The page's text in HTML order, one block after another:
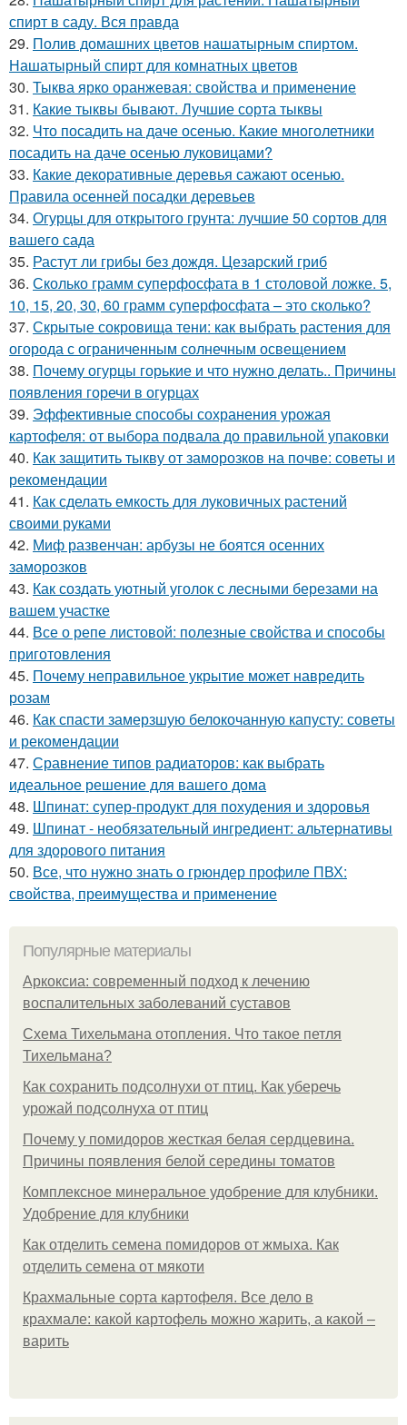
спирт в саду. Вся правда
29. Полив домашних цветов нашатырным спиртом.
Нашатырный спирт для комнатных цветов
30. Тыква ярко оранжевая: свойства и применение
31. Какие тыквы бывают. Лучшие сорта тыквы
32. Что посадить на даче осенью. Какие многолетники
посадить на даче осенью луковицами?
33. Какие декоративные деревья сажают осенью.
Правила осенней посадки деревьев
34. Огурцы для открытого грунта: лучшие 50 сортов для
вашего сада
35. Растут ли грибы без дождя. Цезарский гриб
36. Сколько грамм суперфосфата в 1 столовой ложке. 5,
10, 15, 20, 30, 60 грамм суперфосфата – это сколько?
37. Скрытые сокровища тени: как выбрать растения для
огорода с ограниченным солнечным освещением
38. Почему огурцы горькие и что нужно делать.. Причины
появления горечи в огурцах
39. Эффективные способы сохранения урожая
картофеля: от выбора подвала до правильной упаковки
40. Как защитить тыкву от заморозков на почве: советы и
рекомендации
41. Как сделать емкость для луковичных растений
своими руками
42. Миф развенчан: арбузы не боятся осенних
заморозков
43. Как создать уютный уголок с лесными березами на
вашем участке
44. Все о репе листовой: полезные свойства и способы
приготовления
45. Почему неправильное укрытие может навредить
розам
46. Как спасти замерзшую белокочанную капусту: советы
и рекомендации
47. Сравнение типов радиаторов: как выбрать
идеальное решение для вашего дома
48. Шпинат: супер-продукт для похудения и здоровья
49. Шпинат - необязательный ингредиент: альтернативы
для здорового питания
50. Все, что нужно знать о грюндер профиле ПВХ:
свойства, преимущества и применение
Популярные материалы
Аркоксиа: современный подход к лечению
воспалительных заболеваний суставов
Схема Тихельмана отопления. Что такое петля
Тихельмана?
Как сохранить подсолнухи от птиц. Как уберечь
урожай подсолнуха от птиц
Почему у помидоров жесткая белая сердцевина.
Причины появления белой середины томатов
Комплексное минеральное удобрение для клубники.
Удобрение для клубники
Как отделить семена помидоров от жмыха. Как
отделить семена от мякоти
Крахмальные сорта картофеля. Все дело в
крахмале: какой картофель можно жарить, а какой –
варить